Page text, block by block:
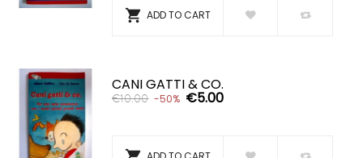
 ADD TO CART
CANI GATTI & CO.
€10.00 -50% €5.00